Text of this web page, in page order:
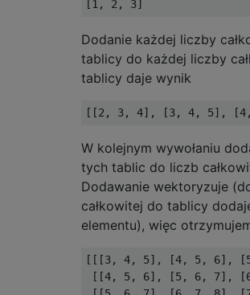
Dodanie każdej liczby
tablicy do każdej liczby
tablicy daje wynik
W kolejnym wywołaniu
tych tablic do liczb
Dodawanie wektoryzuje
całkowitej do tablicy
elementu), więc
[[[3, 4, 5], [4, 5, 6],
[[4, 5, 6], [5, 6, 7],